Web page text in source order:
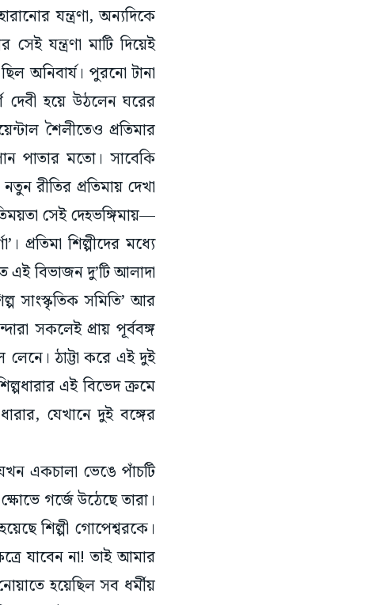
যন্ত্রণা মাটি দিয়েই
অনিবার্য। পুরনো টানা
দেবী হয়ে উঠলেন ঘরের
শৈলীতেও প্রতিমার
পাতার মতো। সাবেকি
রীতির প্রতিমায় দেখা
সেই দেহভঙ্গিমায়—
শিল্পীদের মধ্যে
এই বিভাজন দু’টি আলাদা
সাংস্কৃতিক সমিতি’ আর
সকলেই প্রায় পূর্ববঙ্গ
ঠাট্টা করে এই দুই
এই বিভেদ ক্রমে
যেখানে দুই বঙ্গের
একচালা ভেঙে পাঁচটি
গর্জে উঠেছে তারা।
শিল্পী গোপেশ্বরকে।
যাবেন না! তাই আমার
হয়েছিল সব ধর্মীয়
লড়াই করবার গল্প।